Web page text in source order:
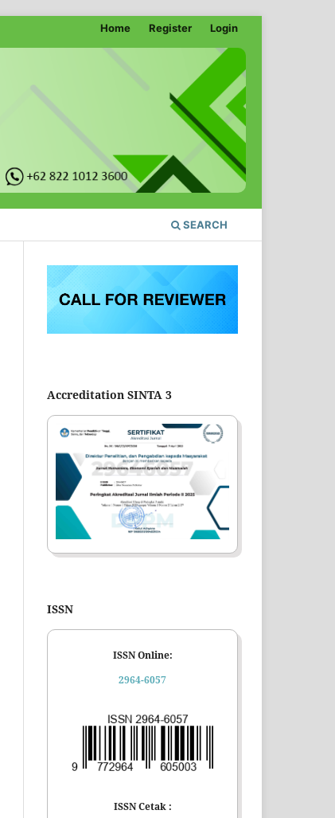
SEARCH
Home Register Login
Accreditation SINTA 3
ISSN
ISSN Online:
2964-6057
ISSN Cetak :